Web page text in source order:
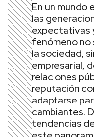
En un mundo
las
expectativas
fenómeno no
la sociedad,
empresarial,
relaciones
reputación
adaptarse
cambiantes.
tendencias